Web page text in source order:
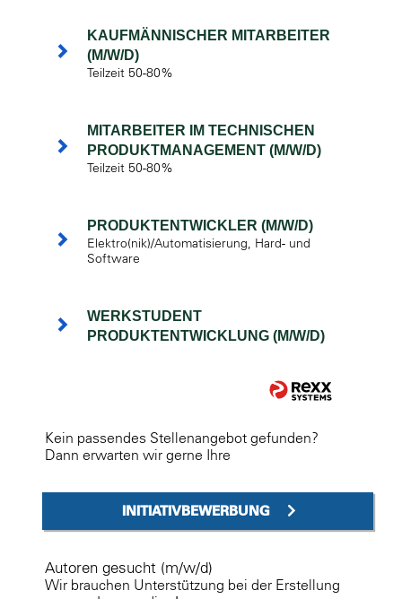
KAUFMÄNNISCHER MITARBEITER
(M/W/D)
Teilzeit 50-80%
MITARBEITER IM TECHNISCHEN
PRODUKTMANAGEMENT (M/W/D)
Teilzeit 50-80%
PRODUKTENTWICKLER (M/W/D)
Elektro(nik)/Automatisierung, Hard- und
Software
WERKSTUDENT
PRODUKTENTWICKLUNG (M/W/D)
Kein passendes Stellenangebot gefunden?
Dann erwarten wir gerne Ihre
INITIATIVBEWERBUNG
Autoren gesucht (m/w/d)
Wir brauchen Unterstützung bei der Erstellung